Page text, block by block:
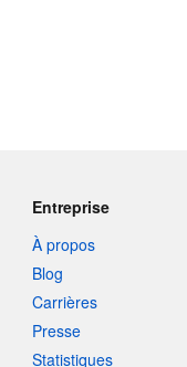
Entreprise
À propos
Blog
Carrières
Presse
Statistiques